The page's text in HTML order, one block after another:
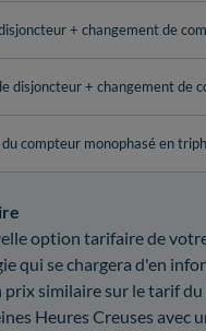
+ changement de
disjoncteur + changement de
compteur monophasé en
option tarifaire de
qui se chargera d'en
prix similaire sur le tarif
Heures Creuses